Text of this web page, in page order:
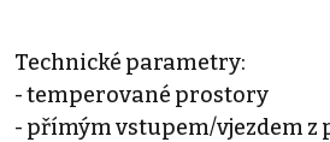
Technické parametry:
- temperované prostory
- přímým vstupem/vjezdem z